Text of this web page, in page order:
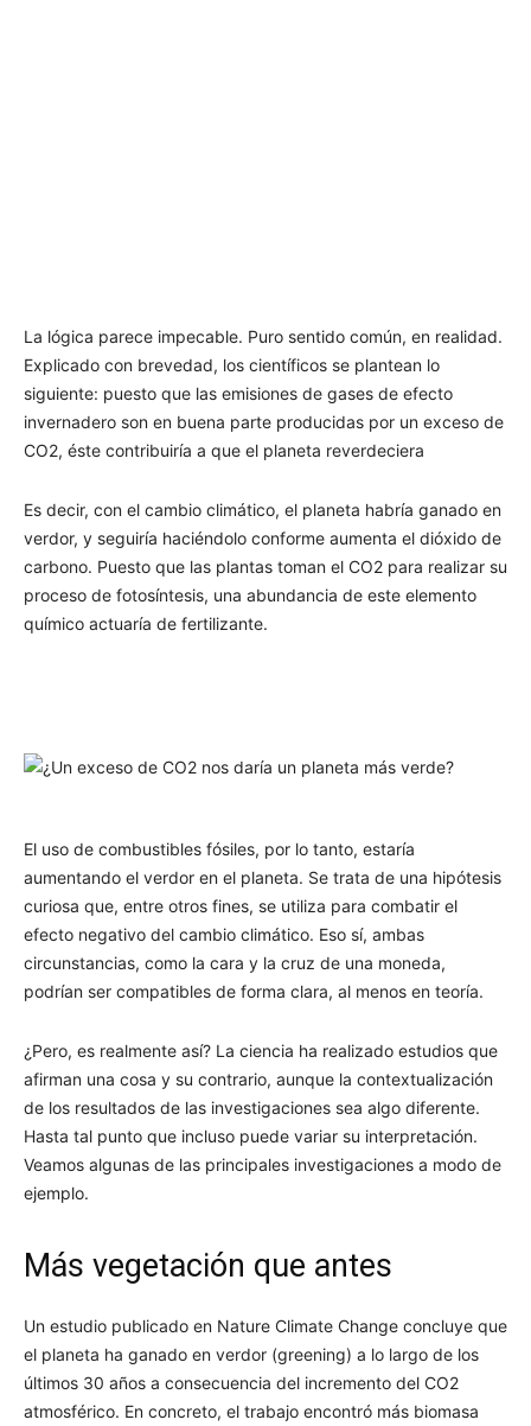
La lógica parece impecable. Puro sentido común, en realidad.
Explicado con brevedad, los científicos se plantean lo
siguiente: puesto que las emisiones de gases de efecto
invernadero son en buena parte producidas por un exceso de
CO2, éste contribuiría a que el planeta reverdeciera
Es decir, con el cambio climático, el planeta habría ganado en
verdor, y seguiría haciéndolo conforme aumenta el dióxido de
carbono. Puesto que las plantas toman el CO2 para realizar su
proceso de fotosíntesis, una abundancia de este elemento
químico actuaría de fertilizante.
El uso de combustibles fósiles, por lo tanto, estaría
aumentando el verdor en el planeta. Se trata de una hipótesis
curiosa que, entre otros fines, se utiliza para combatir el
efecto negativo del cambio climático. Eso sí, ambas
circunstancias, como la cara y la cruz de una moneda,
podrían ser compatibles de forma clara, al menos en teoría.
¿Pero, es realmente así? La ciencia ha realizado estudios que
afirman una cosa y su contrario, aunque la contextualización
de los resultados de las investigaciones sea algo diferente.
Hasta tal punto que incluso puede variar su interpretación.
Veamos algunas de las principales investigaciones a modo de
ejemplo.
Más vegetación que antes
Un estudio publicado en Nature Climate Change concluye que
el planeta ha ganado en verdor (greening) a lo largo de los
últimos 30 años a consecuencia del incremento del CO2
atmosférico. En concreto, el trabajo encontró más biomasa